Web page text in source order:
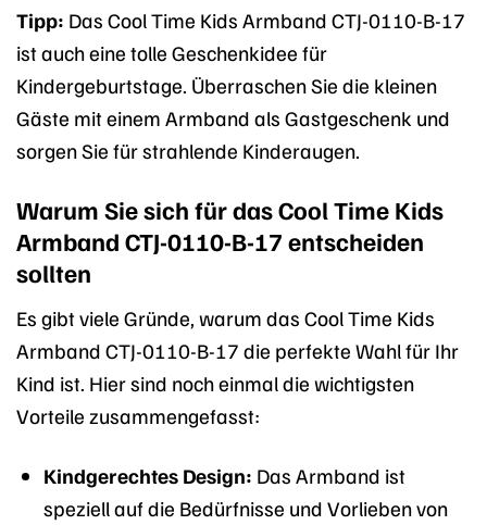
Tipp: Das Cool Time Kids Armband CTJ-0110-B-17
ist auch eine tolle Geschenkidee für
Kindergeburtstage. Überraschen Sie die kleinen
Gäste mit einem Armband als Gastgeschenk und
sorgen Sie für strahlende Kinderaugen.
Warum Sie sich für das Cool Time Kids
Armband CTJ-0110-B-17 entscheiden
sollten
Es gibt viele Gründe, warum das Cool Time Kids
Armband CTJ-0110-B-17 die perfekte Wahl für Ihr
Kind ist. Hier sind noch einmal die wichtigsten
Vorteile zusammengefasst:
Kindgerechtes Design: Das Armband ist
speziell auf die Bedürfnisse und Vorlieben von